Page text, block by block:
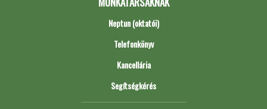
Neptun (oktatói)
Telefonkönyv
Kancellária
Segítségkérés